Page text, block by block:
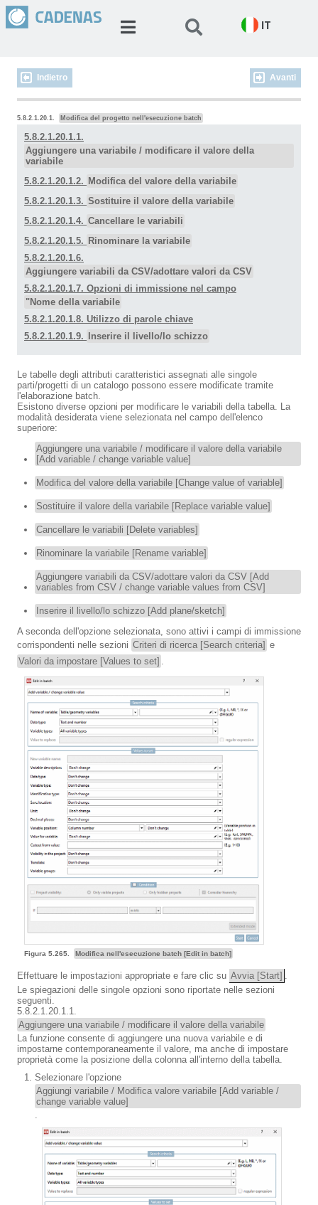
IT
Indietro Avanti
5.8.2.1.20.1. Modifica del progetto nell'esecuzione batch
5.8.2.1.20.1.1.
Aggiungere una variabile / modificare il valore della
variabile
5.8.2.1.20.1.2. Modifica del valore della variabile
5.8.2.1.20.1.3. Sostituire il valore della variabile
5.8.2.1.20.1.4. Cancellare le variabili
5.8.2.1.20.1.5. Rinominare la variabile
5.8.2.1.20.1.6.
Aggiungere variabili da CSV/adottare valori da CSV
5.8.2.1.20.1.7. Opzioni di immissione nel campo
"Nome della variabile
5.8.2.1.20.1.8. Utilizzo di parole chiave
5.8.2.1.20.1.9.
Inserire il livello/lo schizzo
Le tabelle degli attributi caratteristici assegnati alle singole
parti/progetti di un catalogo possono essere modificate tramite
l'elaborazione batch.
Esistono diverse opzioni per modificare le variabili della tabella. La
modalità desiderata viene selezionata nel campo dell'elenco
superiore:
Aggiungere una variabile / modificare il valore della variabile
[Add variable / change variable value]
Modifica del valore della variabile [Change value of variable]
Sostituire il valore della variabile [Replace variable value]
Cancellare le variabili [Delete variables]
Rinominare la variabile [Rename variable]
Aggiungere variabili da CSV/adottare valori da CSV [Add
variables from CSV / change variable values from CSV]
Inserire il livello/lo schizzo [Add plane/sketch]
A seconda dell'opzione selezionata, sono attivi i campi di immissione
corrispondenti nelle sezioni Criteri di ricerca [Search criteria] e
Valori da impostare [Values to set] .
Figura 5.265. Modifica nell'esecuzione batch [Edit in batch]
Effettuare le impostazioni appropriate e fare clic su Avvia [Start]
Le spiegazioni delle singole opzioni sono riportate nelle sezioni
seguenti.
5.8.2.1.20.1.1.
Aggiungere una variabile / modificare il valore della variabile
La funzione consente di aggiungere una nuova variabile e di
impostarne contemporaneamente il valore, ma anche di impostare
proprietà come la posizione della colonna all'interno della tabella.
Selezionare l'opzione
Aggiungi variabile / Modifica valore variabile [Add variable /
change variable value]